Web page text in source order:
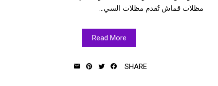
مظلات قماش تُقدم مظلات السي...
Read More
SHARE